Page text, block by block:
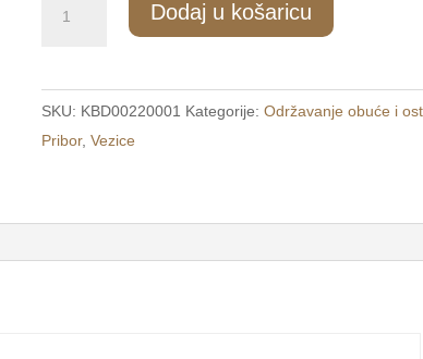
za
obuću
svijetlo
Dodaj u košaricu
SKU: KBD00220001 Kategorije:Održavanje obuće i
Pribor,Vezice